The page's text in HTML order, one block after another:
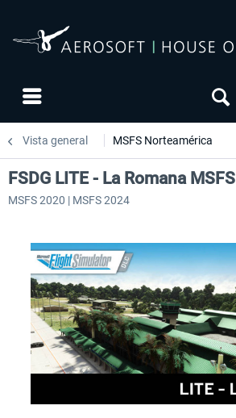
Vista general MSFS Norteamérica
FSDG LITE - La Romana MSFS
MSFS 2020 | MSFS 2024